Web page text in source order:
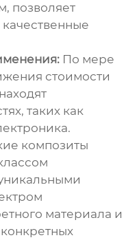
позволяет
По мере
стоимости
находят
таких как
композиты
материала и